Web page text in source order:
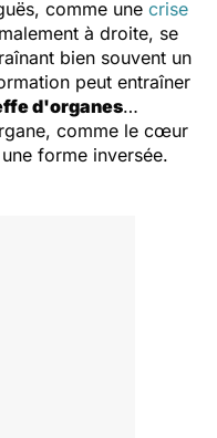
comme une crise
à droite, se
bien souvent un
peut entraîner
d'organes…
comme le cœur
forme inversée.